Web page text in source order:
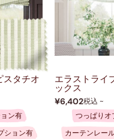
スタチオ
ン有
ション有
エラストライ
ックス
¥6,402税込 ~
つっぱりオ
カーテンレー